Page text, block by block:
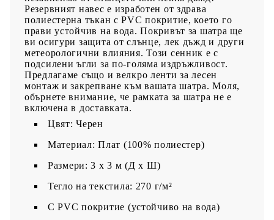
Резервният навес е изработен от здрава
полиестерна тъкан с PVC покритие, което го
прави устойчив на вода. Покривът за шатра ще
ви осигури защита от слънце, лек дъжд и други
метеорологични влияния. Този сенник е с
подсилени ъгли за по-голяма издръжливост.
Предлагаме също и велкро ленти за лесен
монтаж и закрепване към вашата шатра. Моля,
обърнете внимание, че рамката за шатра не е
включена в доставката.
Цвят: Черен
Материал: Плат (100% полиестер)
Размери: 3 х 3 м (Д x Ш)
Тегло на текстила: 270 г/м²
С PVC покритие (устойчиво на вода)